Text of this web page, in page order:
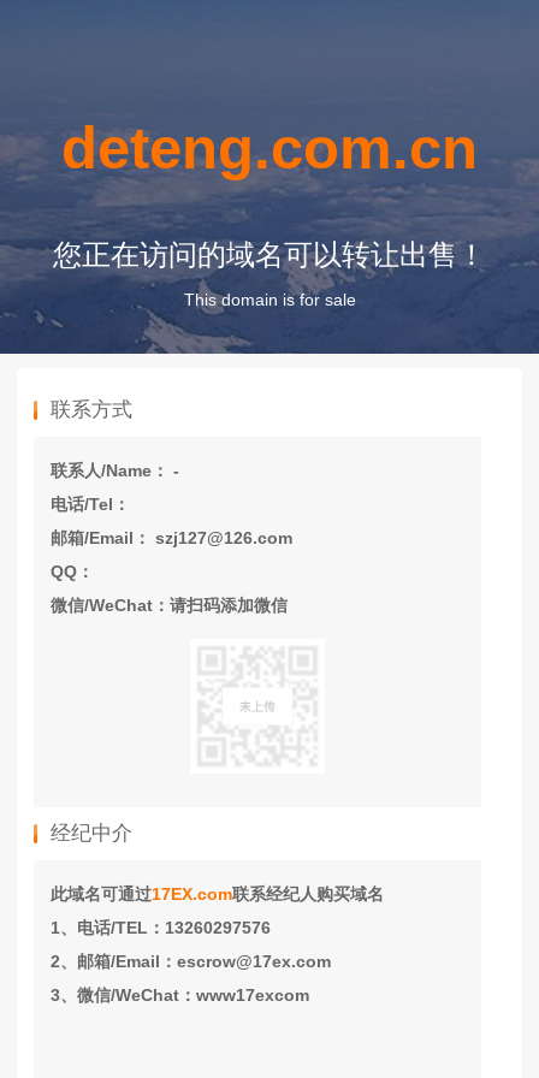
deteng.com.cn
您正在访问的域名可以转让出售！
This domain is for sale
联系方式
联系人/Name： -
电话/Tel：
邮箱/Email： szj127@126.com
QQ：
微信/WeChat：请扫码添加微信
经纪中介
此域名可通过17EX.com联系经纪人购买域名
1、电话/TEL：13260297576
2、邮箱/Email：escrow@17ex.com
3、微信/WeChat：www17excom